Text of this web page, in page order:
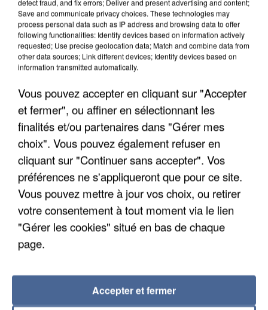
6 août 2026
Gabriel Attal et Raphaël Glucksmann visés par des
ingérences...
Sollicité, Sébastien Lecornu annonce un "travail
commun" avec les partis à la rentrée.
detect fraud, and fix errors; Deliver and present advertising and content;
Save and communicate privacy choices. These technologies may
process personal data such as IP address and browsing data to offer
following functionalities: Identify devices based on information actively
requested; Use precise geolocation data; Match and combine data from
other data sources; Link different devices; Identify devices based on
information transmitted automatically.
Vous pouvez accepter en cliquant sur "Accepter
et fermer", ou affiner en sélectionnant les
finalités et/ou partenaires dans "Gérer mes
choix". Vous pouvez également refuser en
cliquant sur "Continuer sans accepter". Vos
préférences ne s'appliqueront que pour ce site.
Vous pouvez mettre à jour vos choix, ou retirer
votre consentement à tout moment via le lien
"Gérer les cookies" situé en bas de chaque
page.
Accepter et fermer